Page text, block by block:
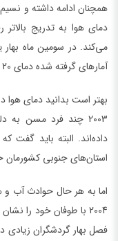
همچنان ادامه داشته و
می‌کند. در سومین ماه
آمارهای گرفته شده دمای 20 درجه سانتی گراد را نشان می‌دهند.
بهتر است بدانید دمای هوا
2003 چند فرد مسن
داده‌اند. البته باید گفت
استان‌های جنوبی
2004 با طوفان خود را
فصل بهار گردشگران زیادی